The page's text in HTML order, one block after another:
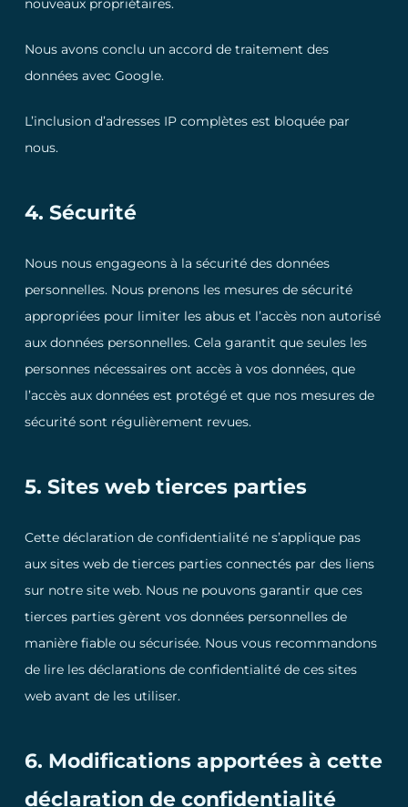
nouveaux propriétaires.
Nous avons conclu un accord de traitement des
données avec Google.
L’inclusion d’adresses IP complètes est bloquée par
nous.
4. Sécurité
Nous nous engageons à la sécurité des données
personnelles. Nous prenons les mesures de sécurité
appropriées pour limiter les abus et l’accès non autorisé
aux données personnelles. Cela garantit que seules les
personnes nécessaires ont accès à vos données, que
l’accès aux données est protégé et que nos mesures de
sécurité sont régulièrement revues.
5. Sites web tierces parties
Cette déclaration de confidentialité ne s’applique pas
aux sites web de tierces parties connectés par des liens
sur notre site web. Nous ne pouvons garantir que ces
tierces parties gèrent vos données personnelles de
manière fiable ou sécurisée. Nous vous recommandons
de lire les déclarations de confidentialité de ces sites
web avant de les utiliser.
6. Modifications apportées à cette
déclaration de confidentialité